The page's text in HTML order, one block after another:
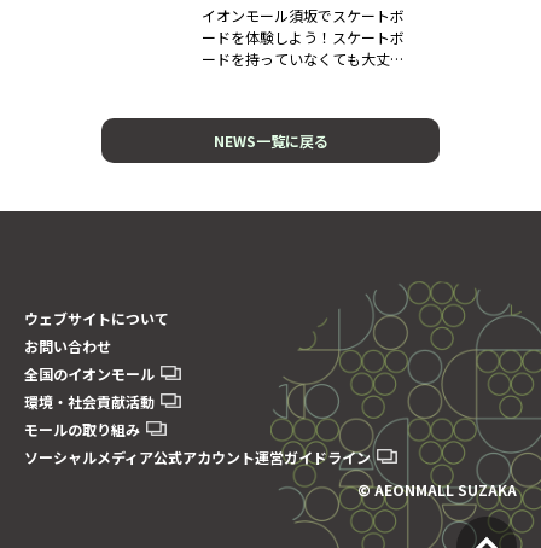
イオンモール須坂でスケートボ
ードを体験しよう！スケートボ
ードを持っていなくても大丈
NEWS一覧に戻る
ウェブサイトについて
お問い合わせ
全国のイオンモール
環境・社会貢献活動
モールの取り組み
ソーシャルメディア公式アカウント運営ガイドライン
© AEONMALL SUZAKA